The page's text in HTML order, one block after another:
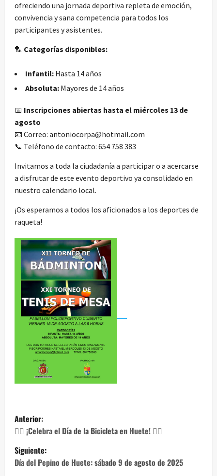
ofreciendo una jornada deportiva repleta de emoción,
convivencia y sana competencia para todos los
participantes y asistentes.
🏸 Categorías disponibles:
Infantil: Hasta 14 años
Absoluta: Mayores de 14 años
📅 Inscripciones abiertas hasta el miércoles 13 de
agosto
📧 Correo: antoniocorpa@hotmail.com
📞 Teléfono de contacto: 654 758 383
Invitamos a toda la ciudadanía a participar o a acercarse
a disfrutar de este evento deportivo ya consolidado en
nuestro calendario local.
¡Os esperamos a todos los aficionados a los deportes de
raqueta!
N
a
v
Anterior:
🚴‍♀️ ¡Celebra el Día de la Bicicleta en Huete! 🚴‍♂️
Siguiente:
Día del Pepino de Huete: sábado 9 de agosto de 2025